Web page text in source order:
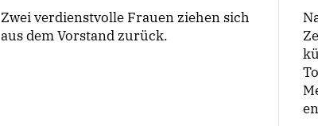
Zwei verdienstvolle Frauen ziehen sich
aus dem Vorstand zurück.